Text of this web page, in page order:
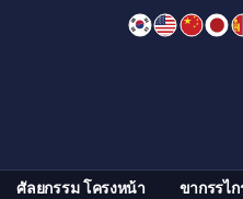
ศัลยกรรม โครงหน้า ขากรรไก